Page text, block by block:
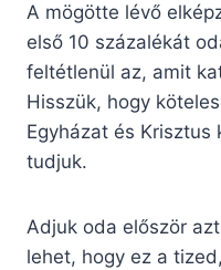
A mögötte lévő
első 10 százalékát
feltétlenül az, amit
Hisszük, hogy
Egyházat és
tudjuk.
Adjuk oda először
lehet, hogy ez a